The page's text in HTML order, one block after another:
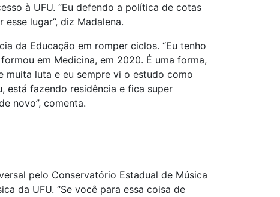
à UFU. “Eu defendo a política de cotas
lugar”, diz Madalena.
da Educação em romper ciclos. “Eu tenho
em Medicina, em 2020. É uma forma,
muita luta e eu sempre vi o estudo como
está fazendo residência e fica super
novo”, comenta.
pelo Conservatório Estadual de Música
da UFU. “Se você para essa coisa de